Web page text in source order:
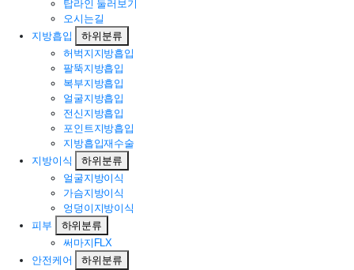
탑라인 둘러보기
오시는길
지방흡입
하위분류
허벅지지방흡입
팔뚝지방흡입
복부지방흡입
얼굴지방흡입
전신지방흡입
포인트지방흡입
지방흡입재수술
지방이식
하위분류
얼굴지방이식
가슴지방이식
엉덩이지방이식
피부
하위분류
써마지FLX
안전케어
하위분류